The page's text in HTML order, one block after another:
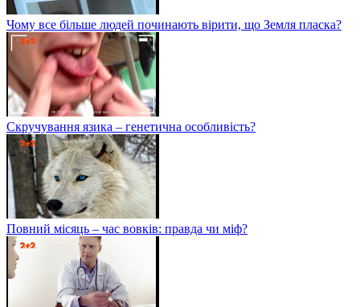
Чому все більше людей починають вірити, що Земля пласка?
Скручування язика – генетична особливість?
Повний місяць – час вовків: правда чи міф?